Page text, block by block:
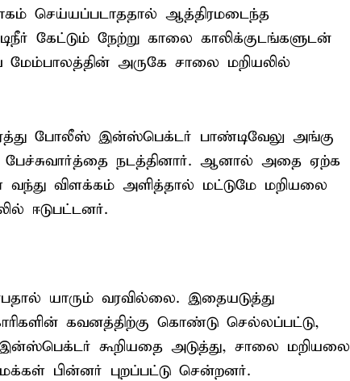
செய்யப்படாததால் ஆத்திரமடைந்த
கேட்டும் நேற்று காலை காலிக்குடங்களுடன்
மேம்பாலத்தின் அருகே சாலை மறியலில்
போலீஸ் இன்ஸ்பெக்டர் பாண்டிவேலு அங்கு
பேச்சுவார்த்தை நடத்தினார். ஆனால் அதை ஏற்க
வந்து விளக்கம் அளித்தால் மட்டுமே மறியலை
ஈடுபட்டனர்.
யாரும் வரவில்லை. இதையடுத்து
கவனத்திற்கு கொண்டு செல்லப்பட்டு,
கூறியதை அடுத்து, சாலை மறியலை
பின்னர் புறப்பட்டு சென்றனர்.